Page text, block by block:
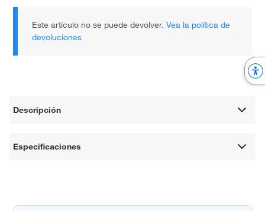
Este artículo no se puede devolver.Vea la política de
devoluciones
Descripción
Especificaciones